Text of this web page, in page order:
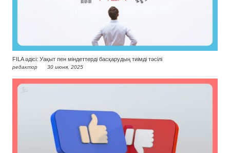
FILA әдісі: Уақыт пен міндеттерді басқарудың тиімді тәсілі
редактор 30 июня, 2025